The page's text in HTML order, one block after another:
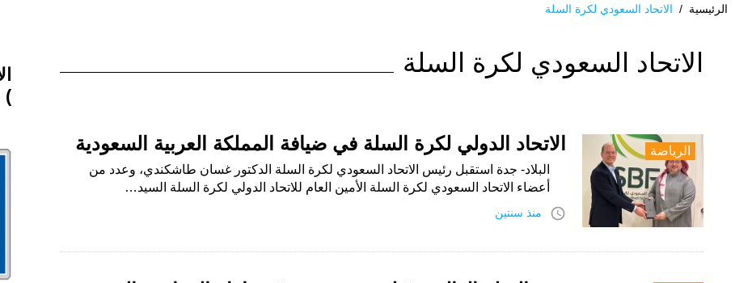
الرئيسية / الاتحاد السعودي لكرة السلة
الوسم:
لكرة
السلة
الاتحاد السعودي لكرة السلة
الرياضة الاتحاد الدولي لكرة السلة في ضيافة المملكة العربية السعودية
البلاد- جدة استقبل رئيس الاتحاد السعودي لكرة السلة الدكتور غسان طاشكندي، وعدد من
أعضاء الاتحاد السعودي لكرة السلة الأمين العام للاتحاد الدولي لكرة السلة السيد…
access_time منذ سنتين
)